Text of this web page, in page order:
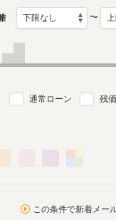
生産
〜
通常ローン 残
この条件で新着メー